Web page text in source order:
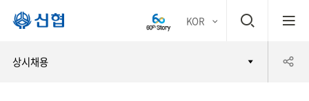
평생
어부
KOR
검
상시채용